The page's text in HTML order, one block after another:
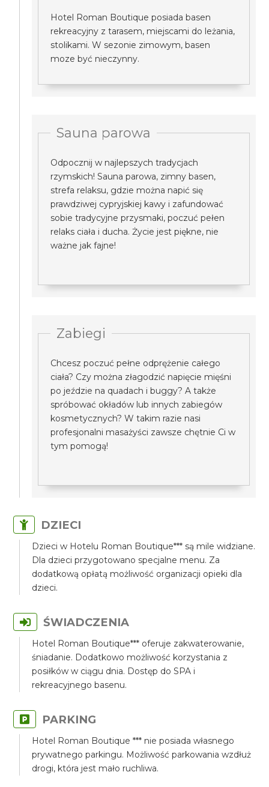
Hotel Roman Boutique posiada basen
rekreacyjny z tarasem, miejscami do leżania,
stolikami. W sezonie zimowym, basen
moze być nieczynny.
Sauna parowa
Odpocznij w najlepszych tradycjach
rzymskich! Sauna parowa, zimny basen,
strefa relaksu, gdzie można napić się
prawdziwej cypryjskiej kawy i zafundować
sobie tradycyjne przysmaki, poczuć pełen
relaks ciała i ducha. Życie jest piękne, nie
ważne jak fajne!
Zabiegi
Chcesz poczuć pełne odprężenie całego
ciała? Czy można złagodzić napięcie mięśni
po jeździe na quadach i buggy? A także
spróbować okładów lub innych zabiegów
kosmetycznych? W takim razie nasi
profesjonalni masażyści zawsze chętnie Ci w
tym pomogą!
DZIECI
Dzieci w Hotelu Roman Boutique*** są mile widziane.
Dla dzieci przygotowano specjalne menu. Za
dodatkową opłatą możliwość organizacji opieki dla
dzieci.
ŚWIADCZENIA
Hotel Roman Boutique*** oferuje zakwaterowanie,
śniadanie. Dodatkowo możliwość korzystania z
posiłków w ciągu dnia. Dostęp do SPA i
rekreacyjnego basenu.
PARKING
Hotel Roman Boutique *** nie posiada własnego
prywatnego parkingu. Możliwość parkowania wzdłuż
drogi, która jest mało ruchliwa.